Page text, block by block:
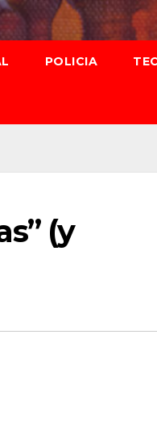
POLICIA
(y